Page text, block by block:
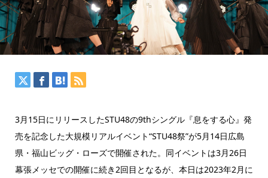
3月15日にリリースしたSTU48の9thシングル『息をする心』発
売を記念した大規模リアルイベント“STU48祭”が5月14日広島
県・福山ビッグ・ローズで開催された。同イベントは3月26日
幕張メッセでの開催に続き2回目となるが、本日は2023年2月に